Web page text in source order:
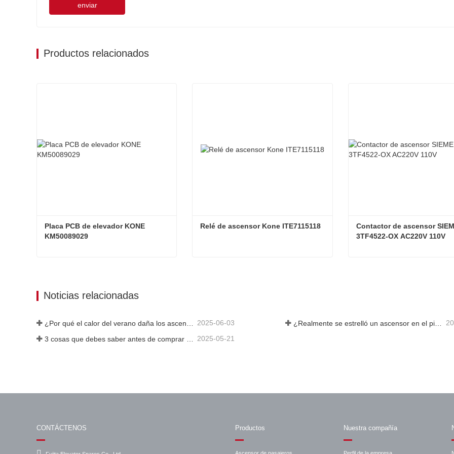
enviar
Productos relacionados
Placa PCB de elevador KONE
KM50089029
Relé de ascensor Kone ITE7115118
Contactor de ascensor
3TF4522-OX AC220V 110V
Noticias relacionadas
2025-06-03 ¿Realmente se estrelló un ascensor en el piso 40?
3 cosas que debes saber antes de comprar un ascensor 2025-05-21
CONTÁCTENOS Productos Nuestra compañía